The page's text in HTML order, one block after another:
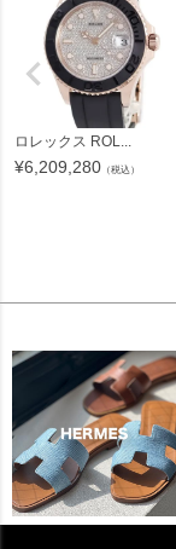
ロレックス ROL...
¥6,209,280 （税込）